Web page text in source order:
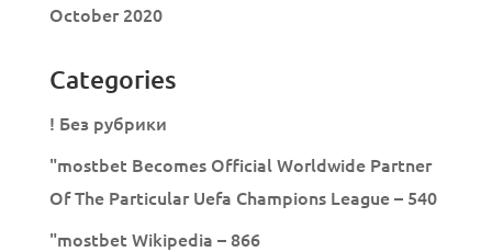
October 2020
Categories
! Без рубрики
"mostbet Becomes Official Worldwide Partner
Of The Particular Uefa Champions League – 540
"mostbet Wikipedia – 866